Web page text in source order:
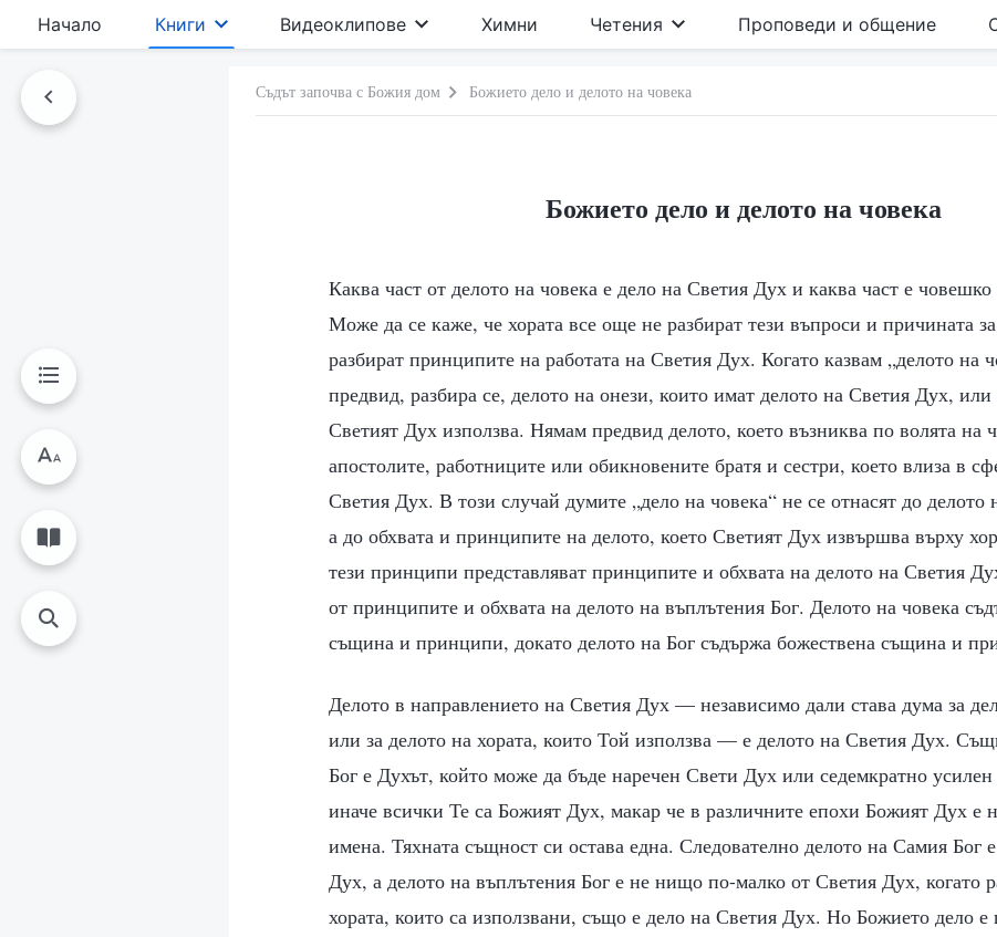
Начало Книги Видеоклипове Химни Четения Проповеди и общение
Съдът започва с Божия дом Божието дело и делото на човека
Божието дело и делото на човека
Каква част от делото на човека е дело на Светия Дух и каква част е
Може да се каже, че хората все още не разбират тези въпроси и причината
разбират принципите на работата на Светия Дух. Когато казвам „делото на
предвид, разбира се, делото на онези, които имат делото на Светия Дух,
Светият Дух използва. Нямам предвид делото, което възниква по волята на
апостолите, работниците или обикновените братя и сестри, което влиза в
Светия Дух. В този случай думите „дело на човека“ не се отнасят до делото
а до обхвата и принципите на делото, което Светият Дух извършва върху
тези принципи представляват принципите и обхвата на делото на Светия
от принципите и обхвата на делото на въплътения Бог. Делото на човека
същина и принципи, докато делото на Бог съдържа божествена същина и
Делото в направлението на Светия Дух — независимо дали става дума за
или за делото на хората, които Той използва — е делото на Светия Дух.
Бог е Духът, който може да бъде наречен Свети Дух или седемкратно
иначе всички Те са Божият Дух, макар че в различните епохи Божият Дух е
имена. Тяхната същност си остава една. Следователно делото на Самия Бог
Дух, а делото на въплътения Бог е не нищо по-малко от Светия Дух, когато
хората, които са използвани, също е дело на Светия Дух. Но Божието дело е